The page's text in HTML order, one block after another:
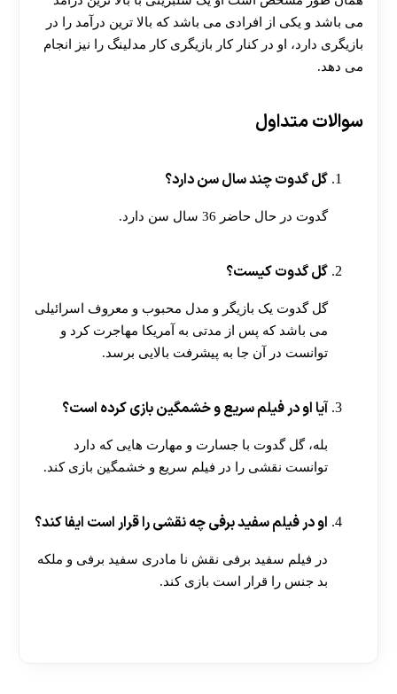
می باشد و یکی از افرادی می باشد که بالا ترین درآمد را در
بازیگری دارد، او در کنار کار بازیگری کار مدلینگ را نیز انجام
می دهد.
سوالات متداول
گل گدوت چند سال سن دارد؟
گدوت در حال حاضر 36 سال سن دارد.
گل گدوت کیست؟
گل گدوت یک بازیگر و مدل محبوب و معروف اسرائیلی
می باشد که پس از مدتی به آمریکا مهاجرت کرد و
توانست در آن جا به پیشرفت بالایی برسد.
آیا او در فیلم سریع و خشمگین بازی کرده است؟
بله، گل گدوت با جسارت و مهارت هایی که دارد
توانست نقشی را در فیلم سریع و خشمگین بازی کند.
او در فیلم سفید برفی چه نقشی را قرار است ایفا کند؟
در فیلم سفید برفی نقش نا مادری سفید برفی و ملکه
بد جنس را قرار است بازی کند.